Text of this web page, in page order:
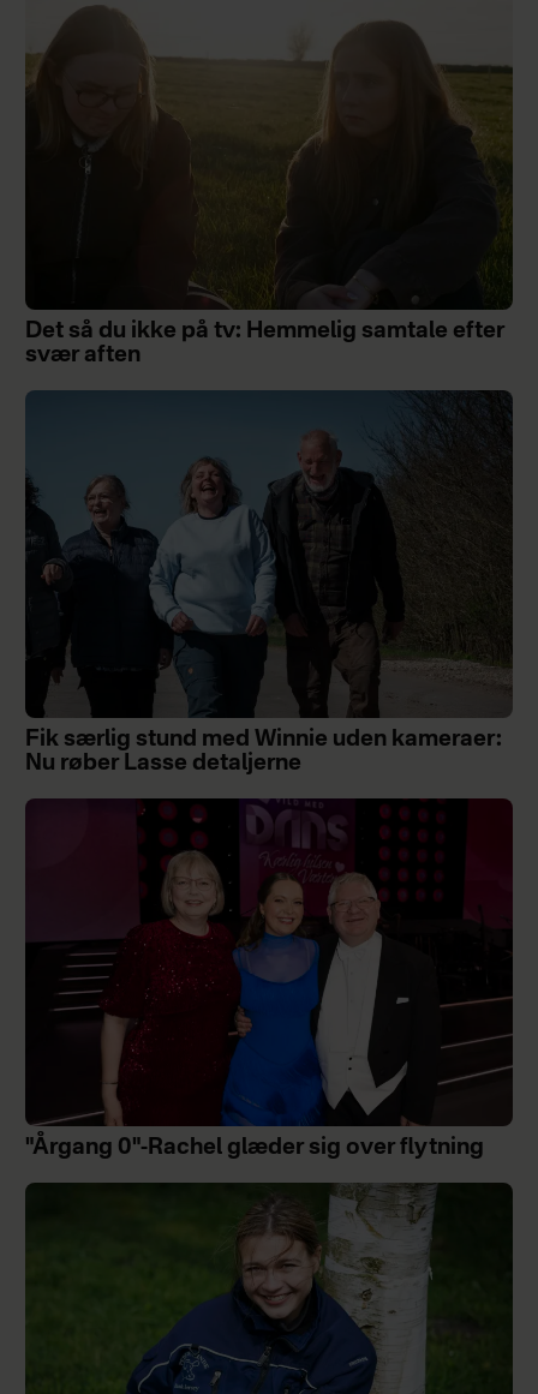
Det så du ikke på tv: Hemmelig samtale efter
svær aften
Fik særlig stund med Winnie uden kameraer:
Nu røber Lasse detaljerne
"Årgang 0"-Rachel glæder sig over flytning